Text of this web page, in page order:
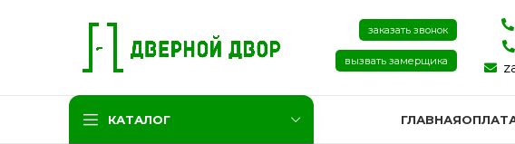
заказать звонок
вызвать замерщика
КАТАЛОГ ГЛАВНАЯ